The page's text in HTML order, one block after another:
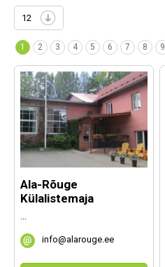
12
1 2 3 4 5 6 7 8 9
Ala-Rõuge
Külalistemaja
info@alarouge.ee